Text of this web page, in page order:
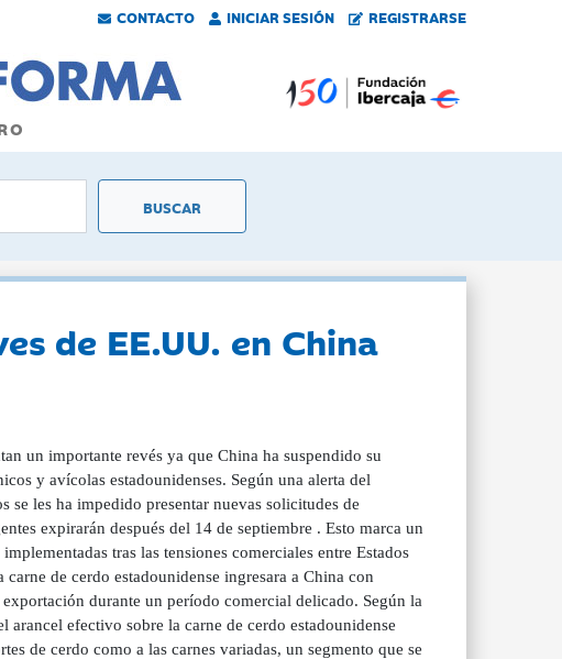
CONTACTO INICIAR SESIÓN REGISTRARSE
de EE.UU. en China
un importante revés ya que China ha suspendido su
y avícolas estadounidenses. Según una alerta del
les ha impedido presentar nuevas solicitudes de
expirarán después del 14 de septiembre . Esto marca un
tras las tensiones comerciales entre Estados
de cerdo estadounidense ingresara a China con
durante un período comercial delicado. Según la
efectivo sobre la carne de cerdo estadounidense
de cerdo como a las carnes variadas, un segmento que se